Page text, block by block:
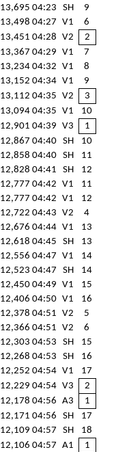
13,695 04:23 SH
9
13,498 04:27 V1
6
13,451 04:28 V2
2
13,367 04:29 V1
7
13,234 04:32 V1
8
13,152 04:34 V1
9
13,112 04:35 V2
3
13,094 04:35 V1
10
12,901 04:39 V3
1
12,867 04:40 SH
10
12,858 04:40 SH
11
12,828 04:41 SH
12
12,777 04:42 V1
11
12,777 04:42 V1
12
12,722 04:43 V2
4
12,676 04:44 V1
13
12,618 04:45 SH
13
12,556 04:47 V1
14
12,523 04:47 SH
14
12,450 04:49 V1
15
12,406 04:50 V1
16
12,378 04:51 V2
5
12,366 04:51 V2
6
12,303 04:53 SH
15
12,268 04:53 SH
16
12,252 04:54 V1
17
12,229 04:54 V3
2
12,178 04:56 A3
1
12,171 04:56 SH
17
12,109 04:57 SH
18
12,106 04:57 A1
1